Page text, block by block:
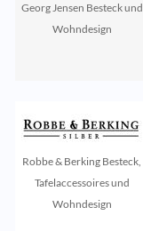
Georg Jensen Besteck und
Wohndesign
Robbe & Berking Besteck,
Tafelaccessoires und
Wohndesign